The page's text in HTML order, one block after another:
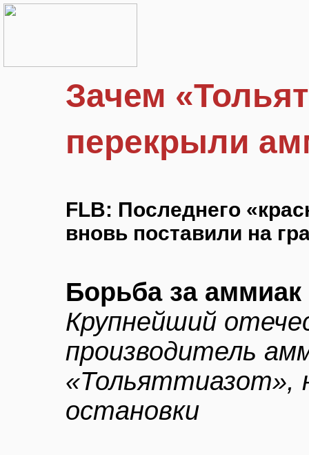
Зачем
перекрыли
FLB: Последнего
вновь поставили на
Борьба за аммиак
Крупнейший
производитель
«Тольяттиазот»,
остановки